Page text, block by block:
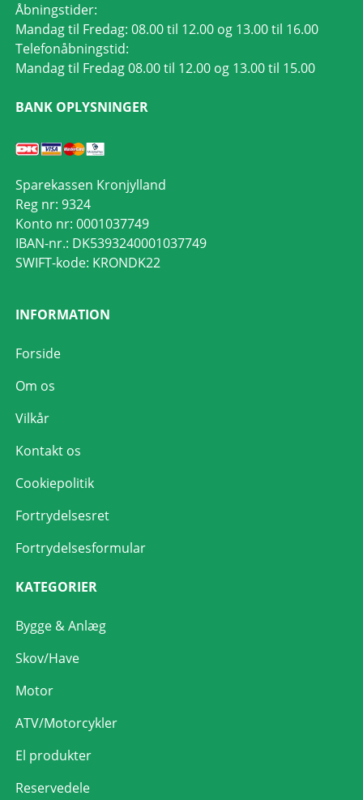
Åbningstider:
Mandag til Fredag: 08.00 til 12.00 og 13.00 til 16.00
Telefonåbningstid:
Mandag til Fredag 08.00 til 12.00 og 13.00 til 15.00
BANK OPLYSNINGER
Sparekassen Kronjylland
Reg nr: 9324
Konto nr: 0001037749
IBAN-nr.: DK5393240001037749
SWIFT-kode: KRONDK22
INFORMATION
Forside
Om os
Vilkår
Kontakt os
Cookiepolitik
Fortrydelsesret
Fortrydelsesformular
KATEGORIER
Bygge & Anlæg
Skov/Have
Motor
ATV/Motorcykler
El produkter
Reservedele